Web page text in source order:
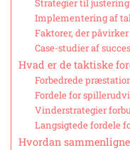
Strategier til
Implementering af
Faktorer, der
Case-studier af
Hvad er de taktiske
Forbedrede
Fordele for
Vinderstrategier
Langsigtede fordele
Hvordan